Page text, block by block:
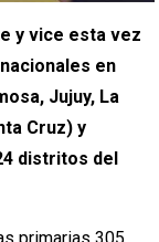
y vice esta vez
en
Jujuy, La
Cruz) y
distritos del